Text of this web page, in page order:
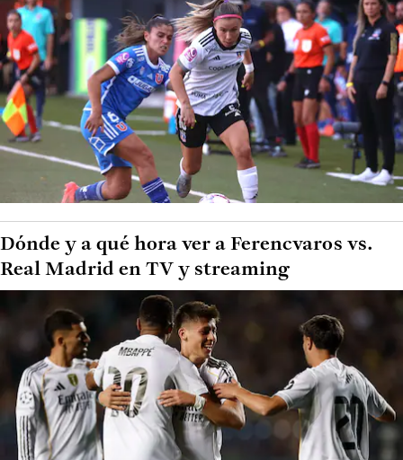
Dónde y a qué hora ver a Ferencvaros vs.
Real Madrid en TV y streaming